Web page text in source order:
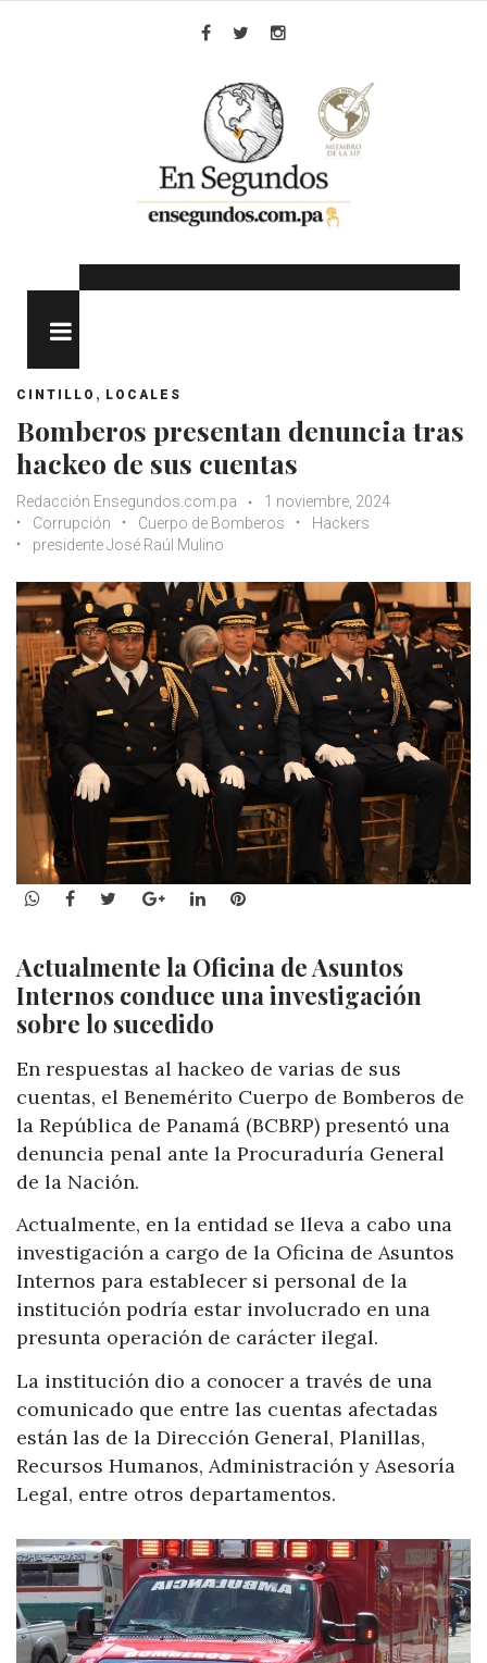
CINTILLO , LOCALES
Bomberos presentan denuncia tras
hackeo de sus cuentas
Redacción Ensegundos.com.pa
1 noviembre, 2024
Corrupción
Cuerpo de Bomberos
Hackers
presidente José Raúl Mulino
WhatsApp
Facebook
TwitterGoogle+LinkedInPinterest
Actualmente la Oficina de Asuntos
Internos conduce una investigación
sobre lo sucedido
En respuestas al hackeo de varias de sus
cuentas, el Benemérito Cuerpo de Bomberos de
la República de Panamá (BCBRP) presentó una
denuncia penal ante la Procuraduría General
de la Nación.
Actualmente, en la entidad se lleva a cabo una
investigación a cargo de la Oficina de Asuntos
Internos para establecer si personal de la
institución podría estar involucrado en una
presunta operación de carácter ilegal.
La institución dio a conocer a través de una
comunicado que entre las cuentas afectadas
están las de la Dirección General, Planillas,
Recursos Humanos, Administración y Asesoría
Legal, entre otros departamentos.